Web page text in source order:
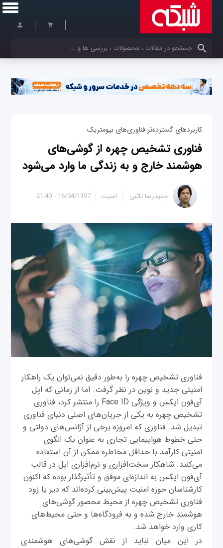
کلمات کلیدی خود را وارد کنید
کاربردهای گسترده‌تر فناوری‌های بیومتریک
فناوری تشخیص چهره از گوشی‌های
هوشمند خارج و به زندگی ما وارد می‌شود
16/04/1397 - 21:40 حمیدرضا تائبی امنیت
فناوری تشخیص چهره را به‌طور دقیق نمی‌توان یک راهکار
امنیتی جدید و نوین در نظر گرفت. اما از زمانی که اپل
آی‌فون ایکس و ویژگی Face ID را منتشر کرد، فناوری
تشخیص چهره به یکی از جریان‌های اصلی دنیای فناوری
تبدیل شد. فناوری که امروزه برخی از آژانس‌های دولتی و
حتی خطوط هواپیمایی تجاری به عنوان یک الگوی
امنیتی کارآمد با حداقل مخاطره ممکن از آن استفاده
می‌کنند. شاهکار سخت‌افزاری و نرم‌افزاری اپل در قالب
آی‌فون ایکس به اندازه‌ای موفق و تأثیرگذار بوده که اکنون
کارشناسان حوزه امنیت پیش‌بینی کرده‌اند که دیر یا زود
فناوری تشخیص چهره از محیط محصور گوشی‌های
هوشمند خارج شده و به فرودگاه‌ها و حتی محیط‌های
کاری وارد خواهد شد.
در این میان نباید از نقش گوشی‌های هوشمندی